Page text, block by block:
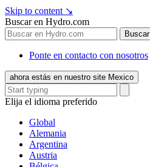
Skip to content ↘
Buscar en Hydro.com
Buscar
Ponte en contacto con nosotros
ahora estás en nuestro site Mexico
Elija el idioma preferido
Global
Alemania
Argentina
Austria